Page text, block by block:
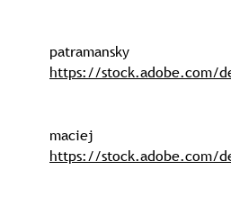
patramansky
https://stock.adobe.com/
maciej
https://stock.adobe.com/